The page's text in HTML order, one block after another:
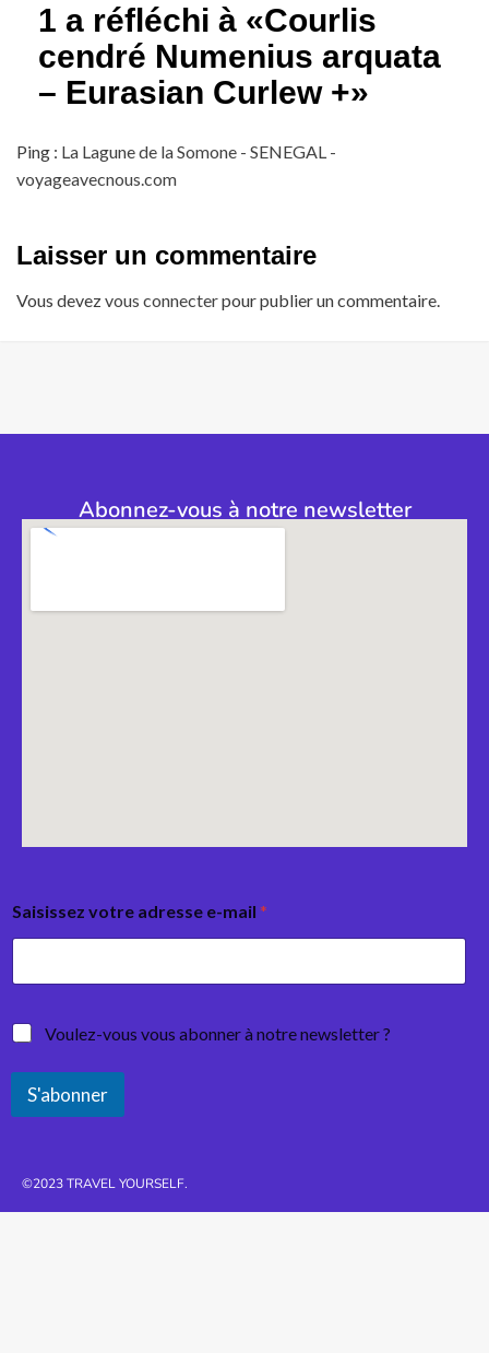
1 a réfléchi à «Courlis
cendré Numenius arquata
– Eurasian Curlew +»
Ping : La Lagune de la Somone - SENEGAL -
voyageavecnous.com
Laisser un commentaire
Vous devezvous connecterpour publier un commentaire.
Abonnez-vous à notre newsletter
Saisissez votre adresse e-mail *
Voulez-vous vous abonner à notre newsletter ?
S'abonner
©2023 TRAVEL YOURSELF.